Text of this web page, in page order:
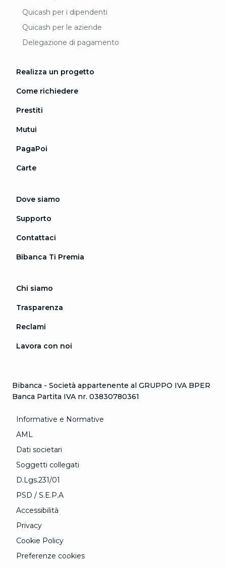
Quicash per i dipendenti
Quicash per le aziende
Delegazione di pagamento
Realizza un progetto
Come richiedere
Prestiti
Mutui
PagaPoi
Carte
Dove siamo
Supporto
Contattaci
Bibanca Ti Premia
Chi siamo
Trasparenza
Reclami
Lavora con noi
Bibanca - Società appartenente al GRUPPO IVA BPER
Banca Partita IVA nr. 03830780361
Informative e Normative
AML
Dati societari
Soggetti collegati
D.Lgs.231/01
PSD / S.E.P.A
Accessibilità
Privacy
Cookie Policy
Preferenze cookies